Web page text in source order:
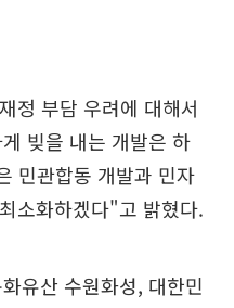
정 부담 우려에 대해서
빚을 내는 개발은 하
민관합동 개발과 민자
소화하겠다"고 밝혔다.
유산 수원화성, 대한민